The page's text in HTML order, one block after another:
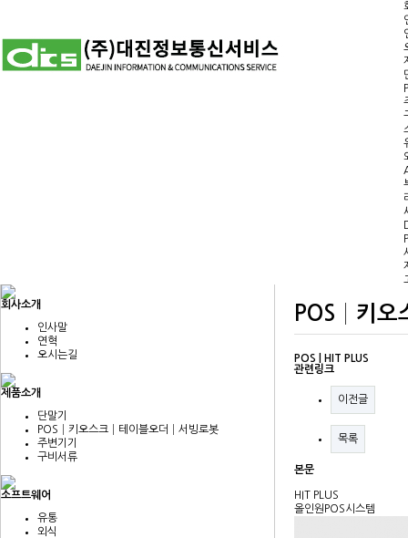
회사소개
인사말
연혁
오시는길
제품소개
단말기
POS│키오스크│테이블오더│서빙로봇
주변기기
구비서류
소프트웨어
유통
외식
POS│키오
POS | HIT PLUS
관련링크
이전글
목록
본문
HIT PLUS
올인원POS시스템